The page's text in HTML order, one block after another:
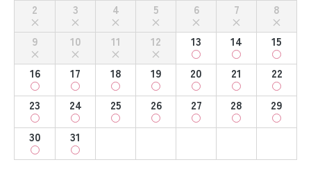
2
3 4 5 6 7
8
9
10 11 12 13 14
15
16
17 18 19 20 21
22
23
24 25 26 27 28
29
30
31